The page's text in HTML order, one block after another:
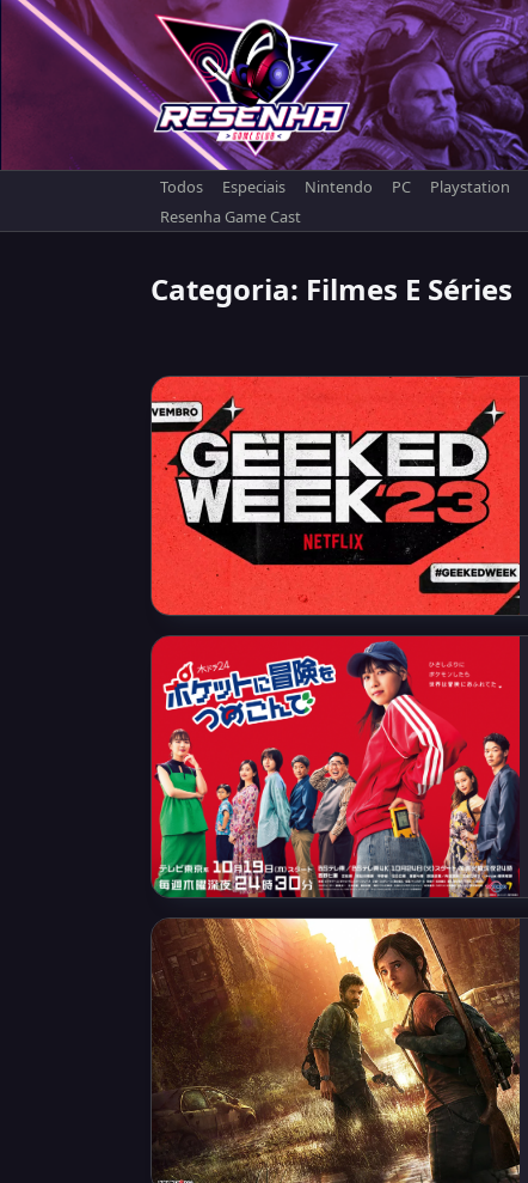
Skip
Todos Especiais Nintendo PC Playstation
Resenha Game Cast
Categoria: Filmes E Séries